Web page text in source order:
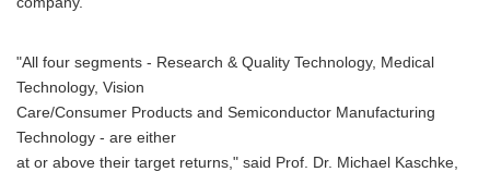
"All four segments - Research & Quality Technology, Medical
Technology, Vision
Care/Consumer Products and Semiconductor Manufacturing
Technology - are either
at or above their target returns," said Prof. Dr. Michael Kaschke,